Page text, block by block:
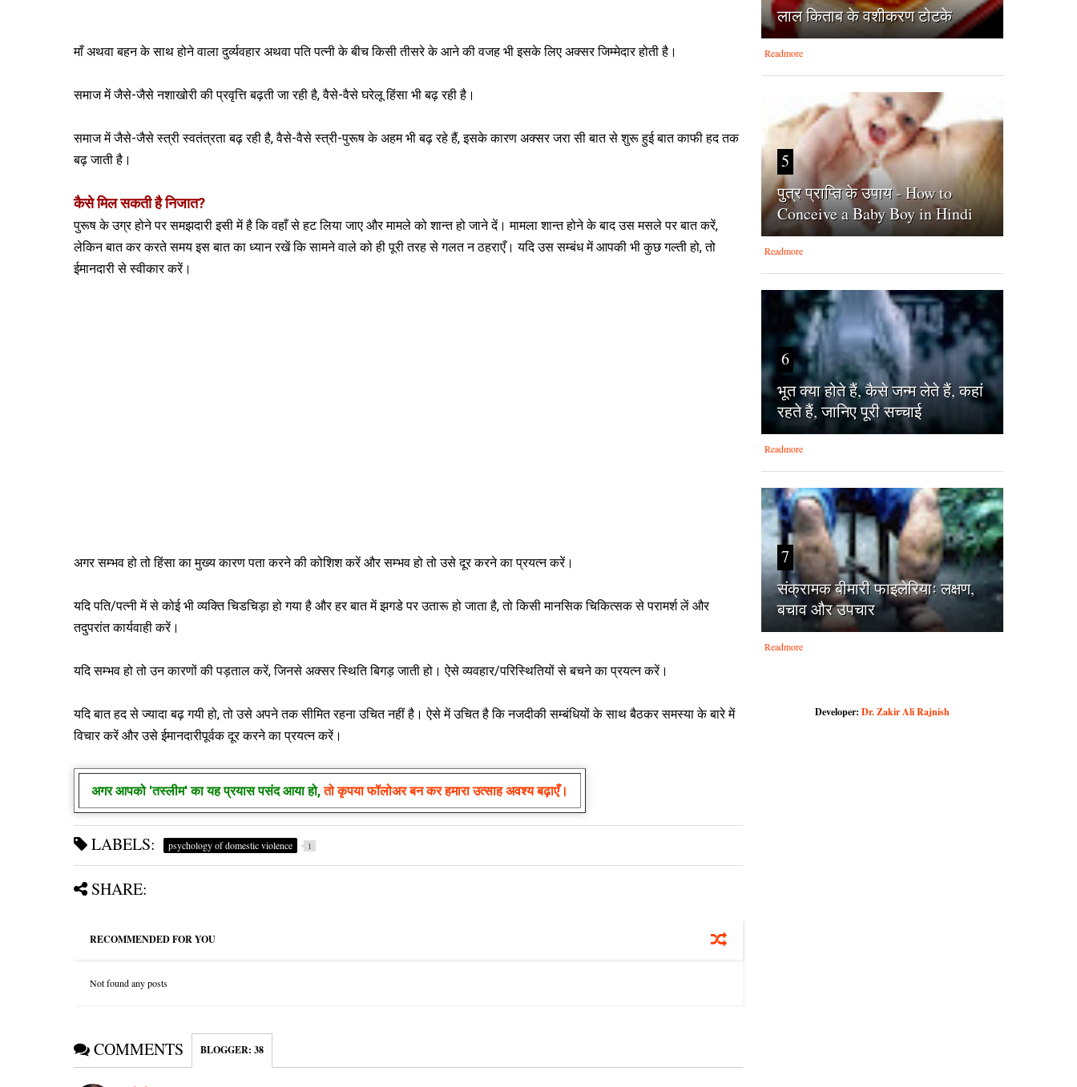
माँ अथवा बहन के साथ होने वाला दुर्व्यवहार अथवा पति पत्नी के बीच किसी तीसरे के आने की वजह भी इसके लिए अक्सर जिम्मेदार होती है।
समाज में जैसे-जैसे नशाखोरी की प्रवृत्ति बढ़ती जा रही है, वैसे-वैसे घरेलू हिंसा भी बढ़ रही है।
समाज में जैसे-जैसे स्त्री स्वतंत्रता बढ़ रही है, वैसे-वैसे स्त्री-पुरूष के अहम भी बढ़ रहे हैं, इसके कारण अक्सर जरा सी बात से शुरू हुई बात काफी हद तक
बढ़ जाती है।
कैसे मिल सकती है निजात?
पुरूष के उग्र होने पर समझदारी इसी में है कि वहाँ से हट लिया जाए और मामले को शान्त हो जाने दें। मामला शान्त होने के बाद उस मसले पर बात करें,
लेकिन बात कर करते समय इस बात का ध्यान रखें कि सामने वाले को ही पूरी तरह से गलत न ठहराएँ। यदि उस सम्बंध में आपकी भी कुछ गल्ती हो, तो
ईमानदारी से स्वीकार करें।
अगर सम्भव हो तो हिंसा का मुख्य कारण पता करने की कोशिश करें और सम्भव हो तो उसे दूर करने का प्रयत्न करें।
यदि पति/पत्नी में से कोई भी व्यक्ति चिडचिड़ा हो गया है और हर बात में झगडे पर उतारू हो जाता है, तो किसी मानसिक चिकित्सक से परामर्श लें और
तदुपरांत कार्यवाही करें।
यदि सम्भव हो तो उन कारणों की पड़ताल करें, जिनसे अक्सर स्थिति बिगड़ जाती हो। ऐसे व्यवहार/परिस्थितियों से बचने का प्रयत्न करें।
यदि बात हद से ज्यादा बढ़ गयी हो, तो उसे अपने तक सीमित रहना उचित नहीं है। ऐसे में उचित है कि नजदीकी सम्बंधियों के साथ बैठकर समस्या के बारे में
विचार करें और उसे ईमानदारीपूर्वक दूर करने का प्रयत्न करें।
अगर आपको 'तस्लीम'का यह प्रयास पसंद आया हो,तो कृपया फॉलोअर बन कर हमारा उत्साह अवश्य बढ़ाएँ।
LABELS: psychology of domestic violence 1
SHARE:
RECOMMENDED FOR YOU
Not found any posts
COMMENTS BLOGGER: 38
लाल किताब के वशीकरण टोटके
Readmore
5
पुत्र प्राप्ति के उपाय - How to
Conceive a Baby Boy in Hindi
Readmore
6
भूत क्या होते हैं, कैसे जन्म लेते हैं, कहां
रहते हैं, जानिए पूरी सच्चाई
Readmore
7
संक्रामक बीमारी फाइलेरियाः लक्षण,
बचाव और उपचार
Readmore
Developer:Dr. Zakir Ali Rajnish